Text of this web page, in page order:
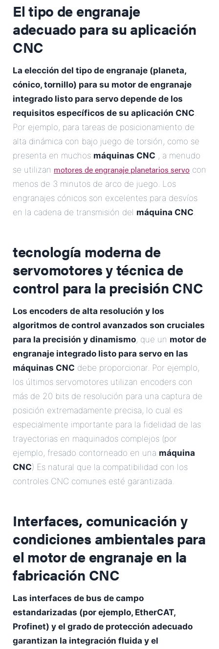
El tipo de engranaje
adecuado para su aplicación
CNC
La elección del tipo de engranaje (planeta,
cónico, tornillo) para su motor de engranaje
integrado listo para servo depende de los
requisitos específicos de su aplicación CNC.
Por ejemplo, para tareas de posicionamiento de
alta dinámica con bajo juego de torsión, como se
presenta en muchos máquinas CNC , a menudo
se utilizan motores de engranaje planetarios servo con
menos de 3 minutos de arco de juego. Los
engranajes cónicos son excelentes para desvíos
en la cadena de transmisión del máquina CNC.
tecnología moderna de
servomotores y técnica de
control para la precisión CNC
Los encoders de alta resolución y los
algoritmos de control avanzados son cruciales
para la precisión y dinamismo, que un motor de
engranaje integrado listo para servo en las
máquinas CNC debe proporcionar. Por ejemplo,
los últimos servomotores utilizan encoders con
más de 20 bits de resolución para una captura de
posición extremadamente precisa, lo cual es
especialmente importante para la fidelidad de las
trayectorias en maquinados complejos (por
ejemplo, fresado contorneado en una máquina
CNC) Es natural que la compatibilidad con los
controles CNC comunes esté garantizada.
Interfaces, comunicación y
condiciones ambientales para
el motor de engranaje en la
fabricación CNC
Las interfaces de bus de campo
estandarizadas (por ejemplo, EtherCAT,
Profinet) y el grado de protección adecuado
garantizan la integración fluida y el